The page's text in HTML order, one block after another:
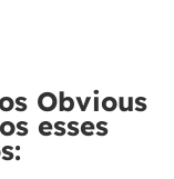
Obvious
esses